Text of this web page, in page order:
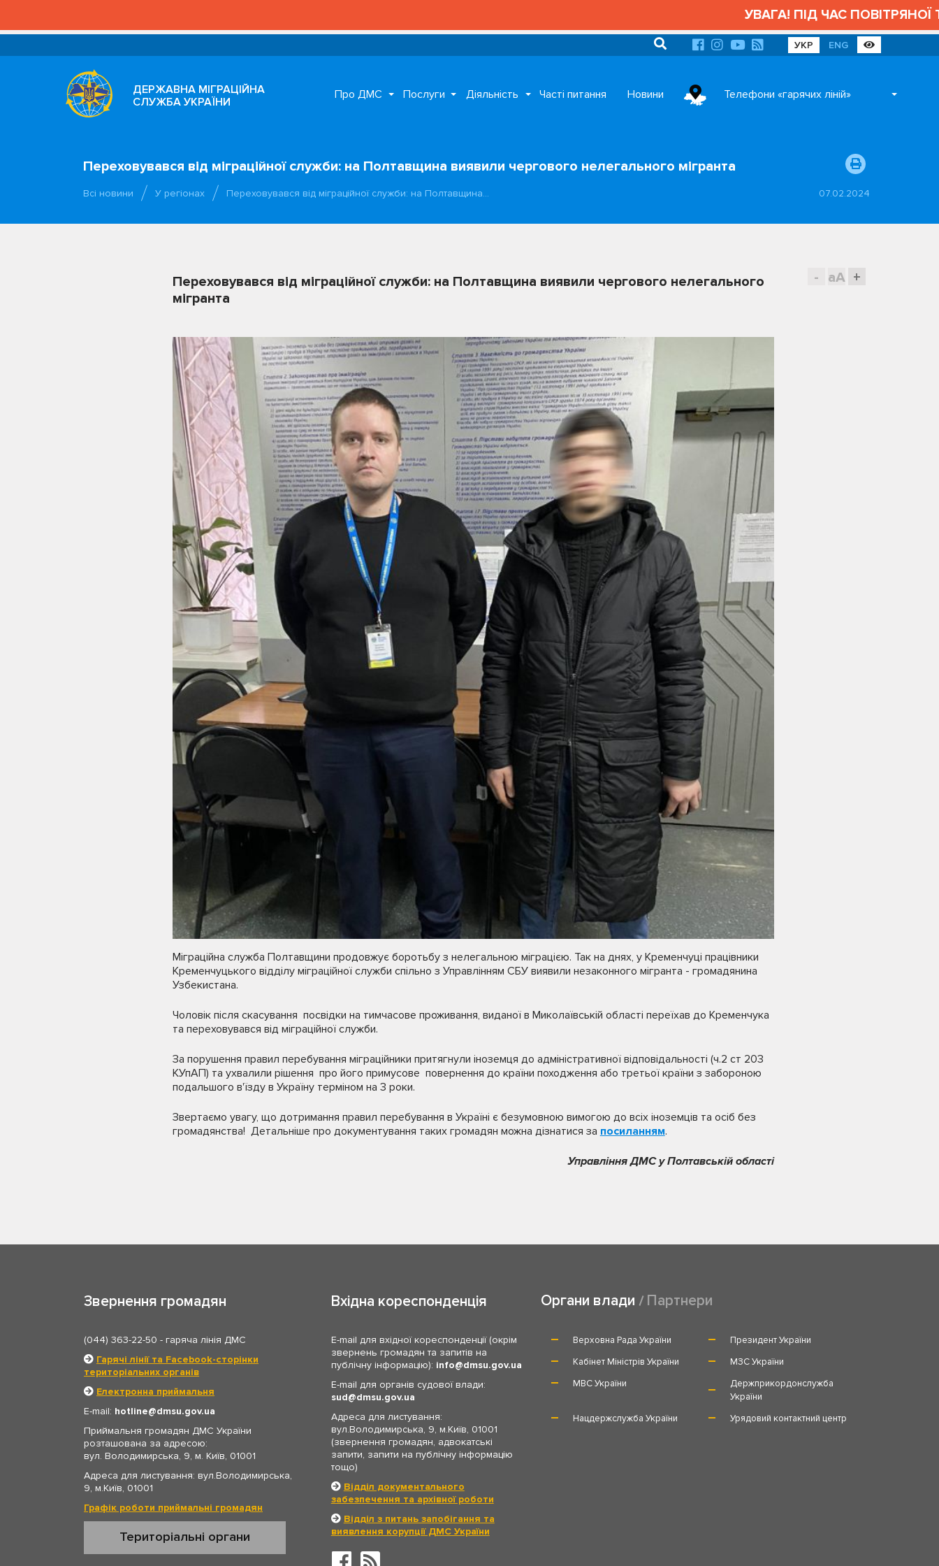
УВАГА! ПІД ЧАС ПОВІТРЯНОЇ
УКР ENG
ДЕРЖАВНА МІГРАЦІЙНА
СЛУЖБА УКРАЇНИ
Про ДМС Послуги Діяльність Часті питання Новини Телефони «гарячих ліній»
Переховувався від міграційної служби: на Полтавщина виявили чергового нелегального мігранта
Всі новини У регіонах Переховувався від міграційної служби: на Полтавщина… 07.02.2024
- aA +
Переховувався від міграційної служби: на Полтавщина виявили чергового нелегального
мігранта
Міграційна служба Полтавщини продовжує боротьбу з нелегальною міграцією. Так на днях, у Кременчуці працівники
Кременчуцького відділу міграційної служби спільно з Управлінням СБУ виявили незаконного мігранта - громадянина
Узбекистана.
Чоловік після скасування посвідки на тимчасове проживання, виданої в Миколаївській області переїхав до Кременчука
та переховувався від міграційної служби.
За порушення правил перебування міграційники притягнули іноземця до адміністративної відповідальності (ч.2 ст 203
КУпАП) та ухвалили рішення про його примусове повернення до країни походження або третьої країни з забороною
подальшого в'їзду в Україну терміном на 3 роки.
Звертаємо увагу, що дотримання правил перебування в Україні є безумовною вимогою до всіх іноземців та осіб без
громадянства! Детальніше про документування таких громадян можна дізнатися за посиланням.
Управління ДМС у Полтавській області
Звернення громадян
(044) 363-22-50 - гаряча лінія ДМС
Гарячі лінії та Facebook-сторінки
територіальних органів
Електронна приймальня
E-mail: hotline
dmsu.gov.ua
Приймальня громадян ДМС України
розташована за адресою:
вул. Володимирська, 9, м. Київ, 01001
Адреса для листування: вул.Володимирська,
9, м.Київ, 01001
Графік роботи приймальні громадян
Територіальні органи
Вхідна кореспонденція
E-mail для вхідної кореспонденції (окрім
звернень громадян та запитів на
публічну інформацію): info
dmsu.gov.ua
E-mail для органів судової влади:
sud
dmsu.gov.ua
Адреса для листування:
вул.Володимирська, 9, м.Київ, 01001
(звернення громадян, адвокатські
запити, запити на публічну інформацію
тощо)
Відділ документального
забезпечення та архівної роботи
Відділ з питань запобігання та
виявлення корупції ДМС України
Органи влади Партнери
Верховна Рада України
Президент України
Кабінет Міністрів України
МЗС України
МВС України
Держприкордонслужба
України
Нацдержслужба України
Урядовий контактний центр